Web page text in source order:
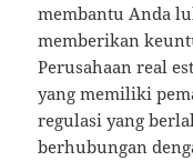
membantu Anda
memberikan
Perusahaan real
yang memiliki
regulasi yang
berhubungan